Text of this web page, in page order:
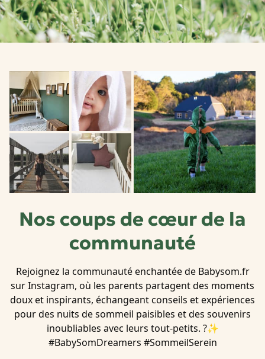
Nos coups de cœur de la
communauté
Rejoignez la communauté enchantée de Babysom.fr
sur Instagram, où les parents partagent des moments
doux et inspirants, échangeant conseils et expériences
pour des nuits de sommeil paisibles et des souvenirs
inoubliables avec leurs tout-petits. ?✨
#BabySomDreamers #SommeilSerein